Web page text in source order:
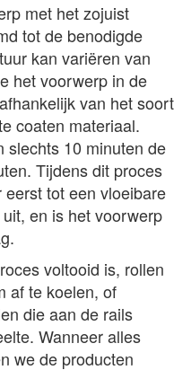
met het zojuist
tot de benodigde
kan variëren van
het voorwerp in de
van het soort
coaten materiaal.
slechts 10 minuten de
Tijdens dit proces
tot een vloeibare
en is het voorwerp
voltooid is, rollen
af te koelen, of
die aan de rails
Wanneer alles
we de producten